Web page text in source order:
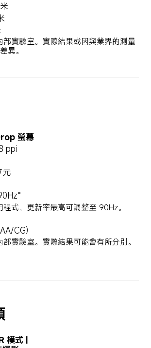
部實驗室。實際結果或因與業界的測量
異。
螢幕
ppi
元
式，更新率最高可調整至 90Hz。
CG)
實驗室。實際結果可能會有所分別。
模式 |